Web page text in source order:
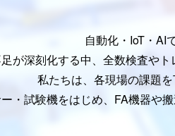
自動化・IoT・AI
が深刻化する中、全数検査や
私たちは、各現場の課題
・試験機をはじめ、FA機器や